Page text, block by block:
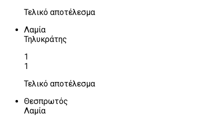
Τελικό αποτέλεσμα
Λαμία
Τηλυκράτης
1
1
Τελικό αποτέλεσμα
Θεσπρωτός
Λαμία